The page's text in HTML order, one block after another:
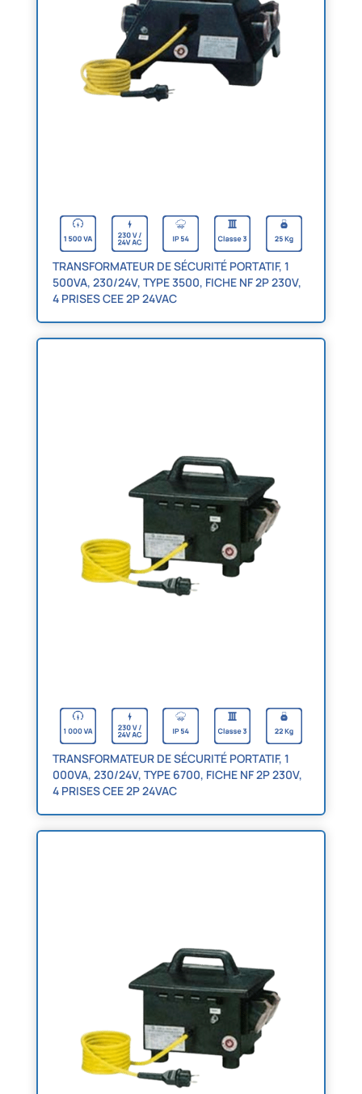
TRANSFORMATEUR DE SÉCURITÉ PORTATIF, 1
500VA, 230/24V, TYPE 3500, FICHE NF 2P 230V,
4 PRISES CEE 2P 24VAC
TRANSFORMATEUR DE SÉCURITÉ PORTATIF, 1
000VA, 230/24V, TYPE 6700, FICHE NF 2P 230V,
4 PRISES CEE 2P 24VAC